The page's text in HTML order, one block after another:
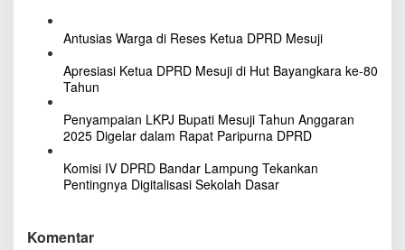
Antusias Warga di Reses Ketua DPRD Mesuji
Apresiasi Ketua DPRD Mesuji di Hut Bayangkara ke-80
Tahun
Penyampaian LKPJ Bupati Mesuji Tahun Anggaran
2025 Digelar dalam Rapat Paripurna DPRD
Komisi IV DPRD Bandar Lampung Tekankan
Pentingnya Digitalisasi Sekolah Dasar
Komentar